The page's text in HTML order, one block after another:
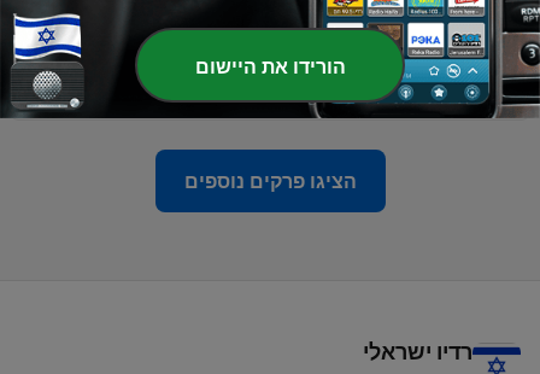
44
- פרק 43- ברית יעקבי: על אקטיביזם וסתירות פנימיות
06 יוני 2023
הציגו פרקים נוספים
רדיו ישראלי
הורידו את היישום